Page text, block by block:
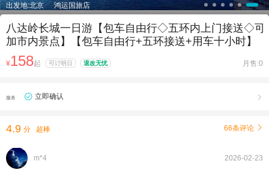
出发地:北京 鸿运国旅店
八达岭长城一日游【包车自由行◇五环内上门接送◇可
加市内景点】【包车自由行+五环接送+用车十小时】
¥158起 可订明日 退改无忧 月售:0
服务 立即确认 
4.9 分 超棒 66条评论 
m*4 2026-02-23